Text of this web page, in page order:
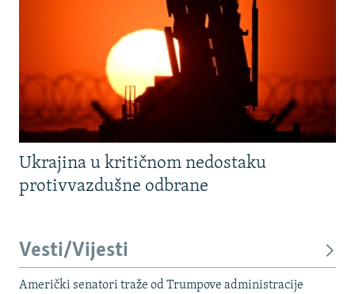
Ukrajina u kritičnom nedostaku
protivvazdušne odbrane
Vesti/Vijesti
Američki senatori traže od Trumpove administracije